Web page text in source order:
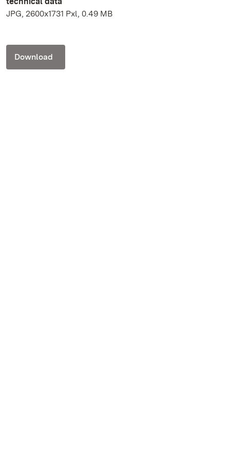
JPG, 2600x1731 Pxl, 0.49 MB
Download